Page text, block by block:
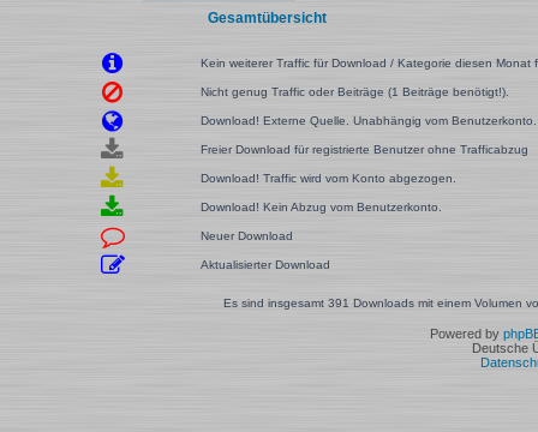
Gesamtübersicht
Kein weiterer Traffic für Download / Kategorie diesen Monat
Nicht genug Traffic oder Beiträge (1 Beiträge benötigt!).
Download! Externe Quelle. Unabhängig vom Benutzerkonto.
Freier Download für registrierte Benutzer ohne Trafficabzug
Download! Traffic wird vom Konto abgezogen.
Download! Kein Abzug vom Benutzerkonto.
Neuer Download
Aktualisierter Download
Es sind insgesamt 391 Downloads mit einem Volumen
Powered by
Deutsche